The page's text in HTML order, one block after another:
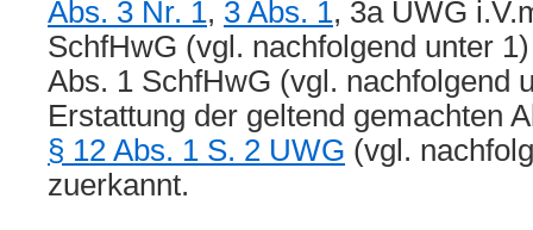
Abs. 3 Nr. 1, 3 Abs. 1, 3a UWG
SchfHwG (vgl. nachfolgend unter
Abs. 1 SchfHwG (vgl. nachfolgend
Erstattung der geltend gemachten
§ 12 Abs. 1 S. 2 UWG (vgl.
zuerkannt.